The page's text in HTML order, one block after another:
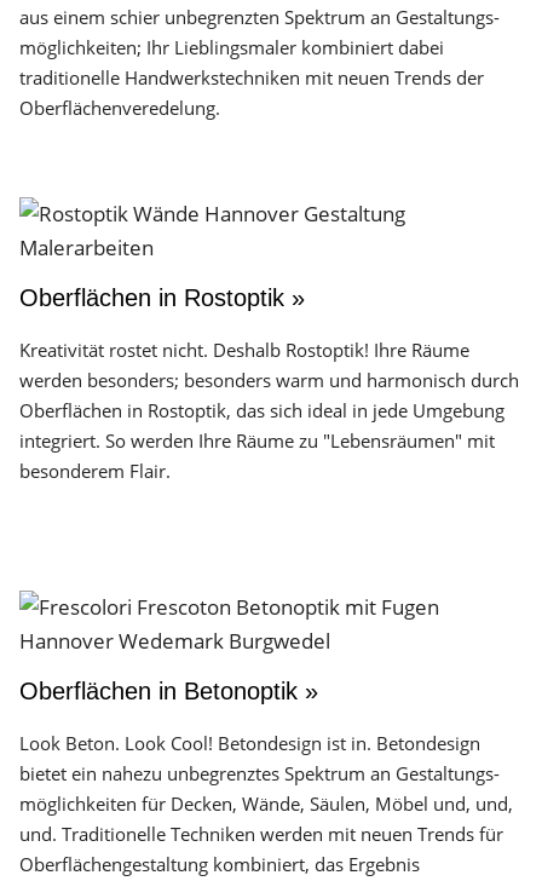
aus einem schier unbegrenzten Spektrum an Gestaltungs­
möglichkeiten; Ihr Lieblingsmaler kombiniert dabei
traditionelle Handwerks­techniken mit neuen Trends der
Oberflächen­veredelung.
Oberflächen in Rostoptik »
Kreativität rostet nicht. Deshalb Rostoptik! Ihre Räume
werden besonders; besonders warm und harmonisch durch
Oberflächen in Rostoptik, das sich ideal in jede Umgebung
integriert. So werden Ihre Räume zu "Lebensräumen" mit
besonderem Flair.
Oberflächen in Betonoptik »
Look Beton. Look Cool! Betondesign ist in. Betondesign
bietet ein nahezu unbegrenztes Spektrum an Gestaltungs­
möglichkeiten für Decken, Wände, Säulen, Möbel und, und,
und. Traditionelle Techniken werden mit neuen Trends für
Oberflächen­gestaltung kombiniert, das Ergebnis